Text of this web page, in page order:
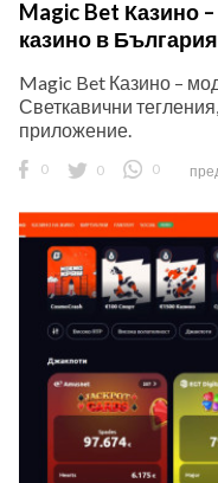
Magic Bet Казино
казино в България
Magic Bet Казино –
Светкавични
приложение.
0 0 0